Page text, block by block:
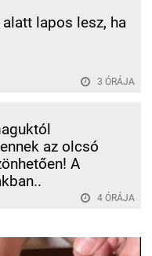
lapos lesz, ha
3 ÓRÁJA
az olcsó
A
4 ÓRÁJA